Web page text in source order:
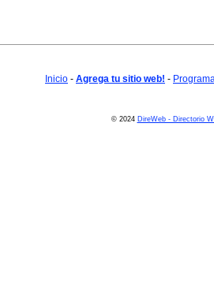
Inicio - Agrega tu sitio web! -
© 2024 DireWeb - Directorio